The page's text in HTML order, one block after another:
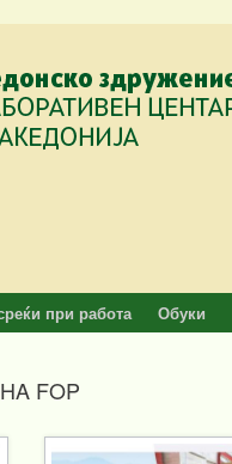
при работа Обуки
FOP